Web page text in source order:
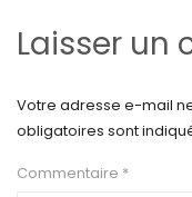
Laisser un
Votre adresse e-mail
obligatoires sont
Commentaire *